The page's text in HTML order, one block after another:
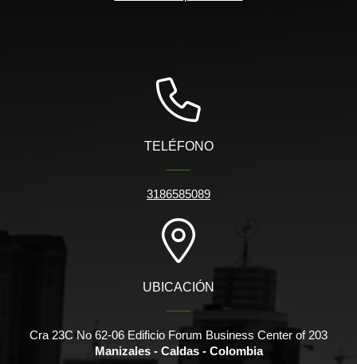
TELÉFONO
3186585089
UBICACIÓN
Cra 23C No 62-06 Edificio Forum Business Center of 203
Manizales - Caldas - Colombia